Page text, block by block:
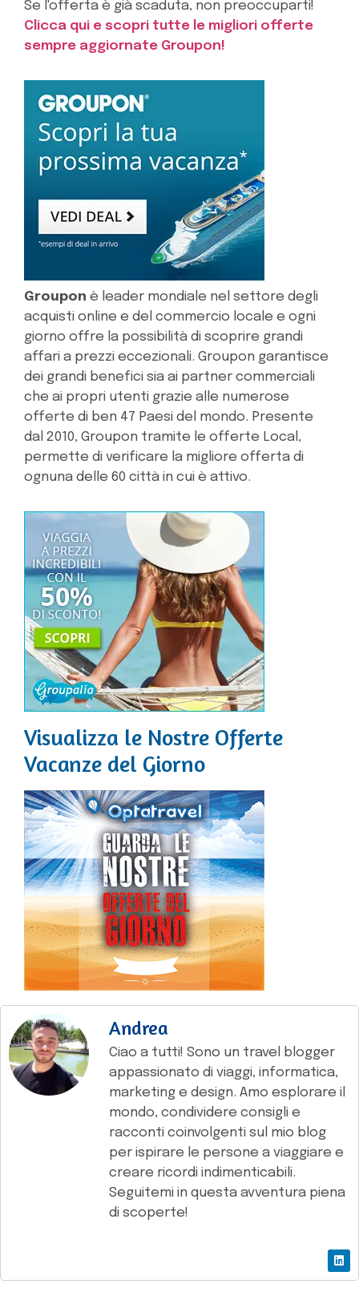
Se l'offerta è già scaduta, non preoccuparti!
Clicca qui e scopri tutte le migliori offerte
sempre aggiornate Groupon!
Groupon è leader mondiale nel settore degli
acquisti online e del commercio locale e ogni
giorno offre la possibilità di scoprire grandi
affari a prezzi eccezionali. Groupon garantisce
dei grandi benefici sia ai partner commerciali
che ai propri utenti grazie alle numerose
offerte di ben 47 Paesi del mondo. Presente
dal 2010, Groupon tramite le offerte Local,
permette di verificare la migliore offerta di
ognuna delle 60 città in cui è attivo.
Visualizza le Nostre Offerte
Vacanze del Giorno
Andrea
Ciao a tutti! Sono un travel blogger
appassionato di viaggi, informatica,
marketing e design. Amo esplorare il
mondo, condividere consigli e
racconti coinvolgenti sul mio blog
per ispirare le persone a viaggiare e
creare ricordi indimenticabili.
Seguitemi in questa avventura piena
di scoperte!